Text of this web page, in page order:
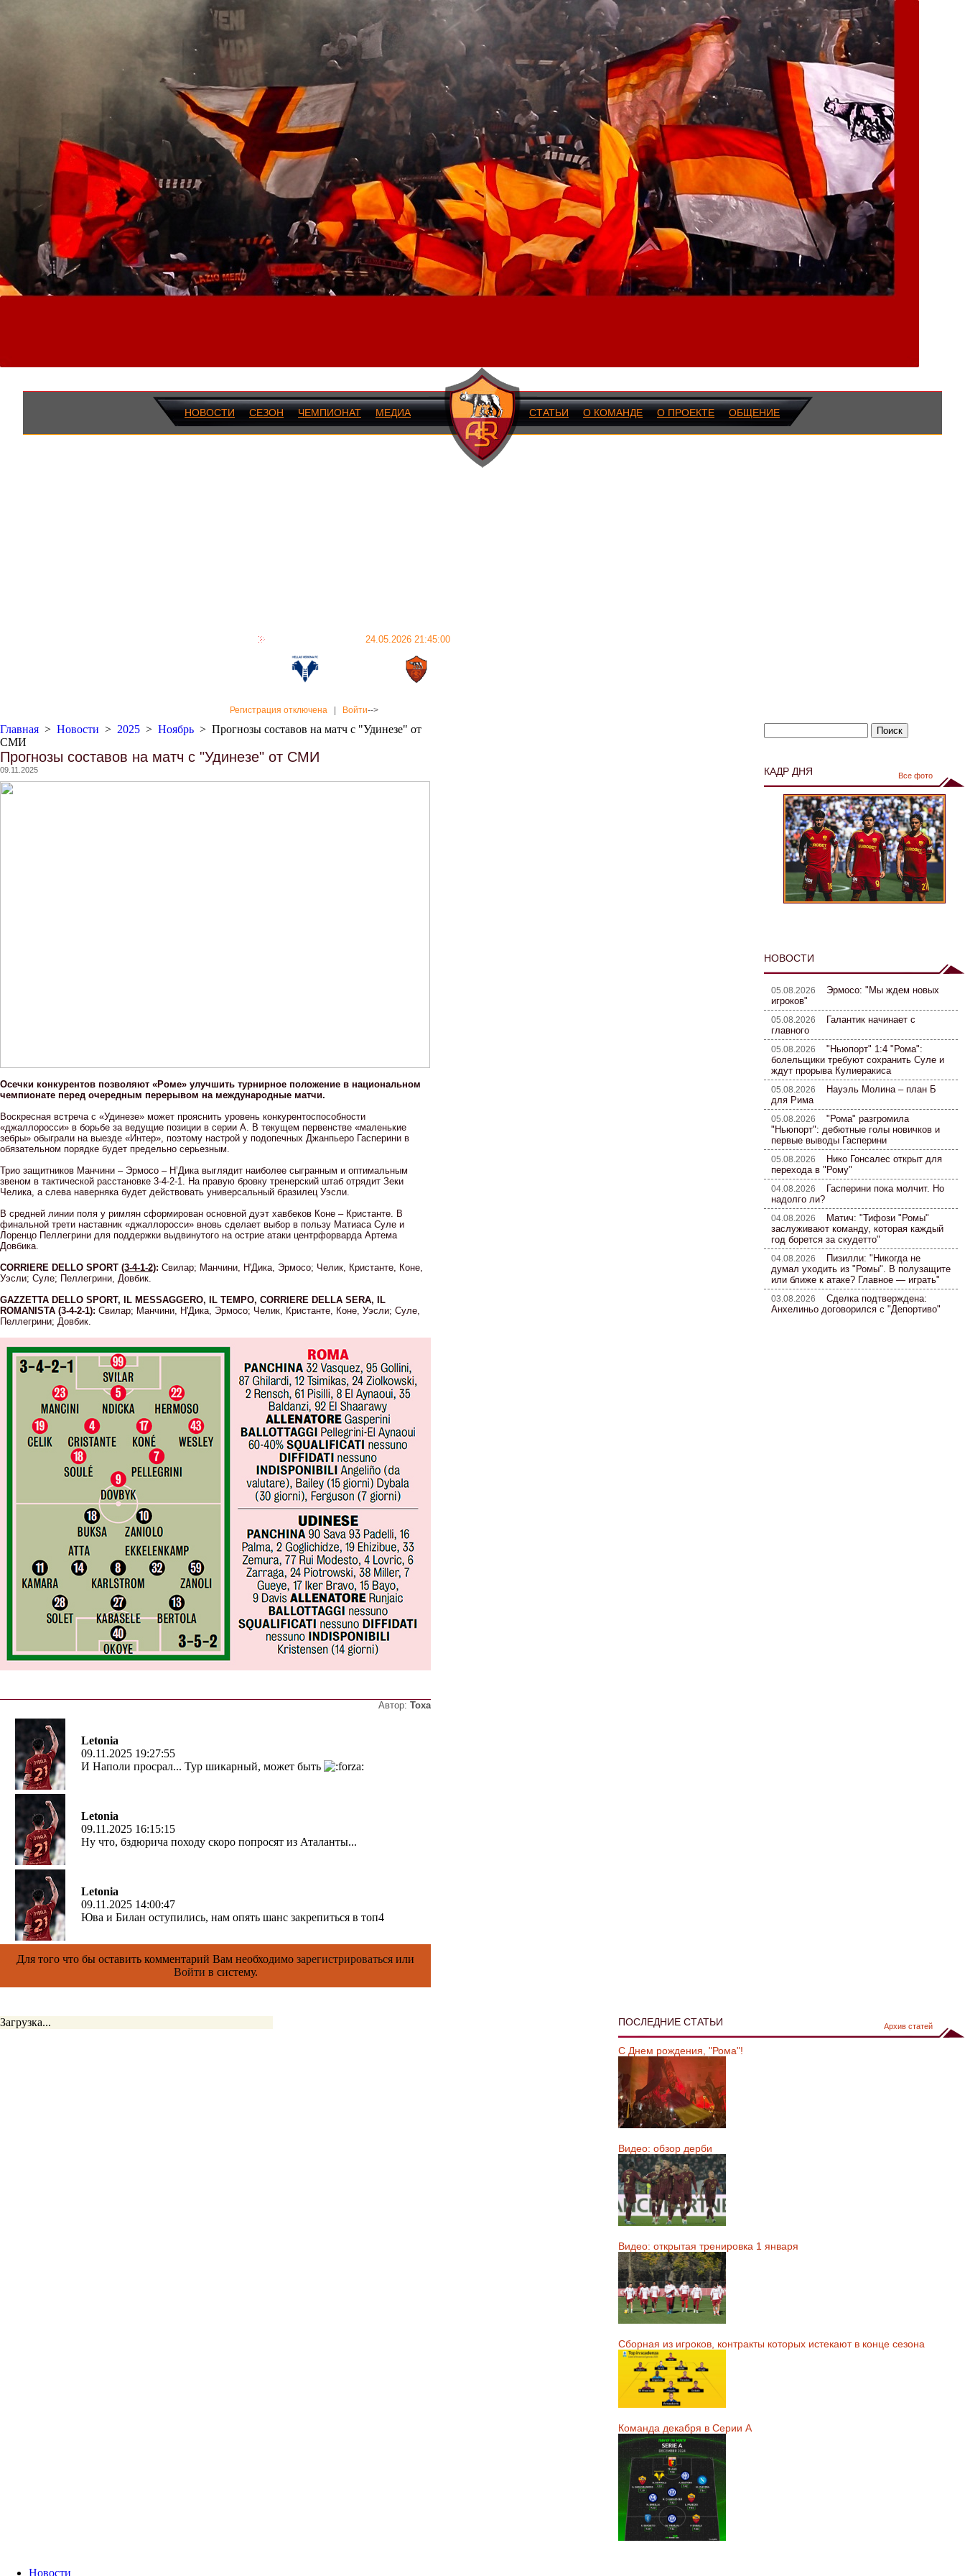
НОВОСТИ СЕЗОН ЧЕМПИОНАТ МЕДИА СТАТЬИ О КОМАНДЕ О ПРОЕКТЕ ОБЩЕНИЕ
24.05.2026 21:45:00
Регистрация отключена Войти-->
Главная > Новости > 2025 > Ноябрь > Прогнозы составов на матч с "Удинезе" от
СМИ
Прогнозы составов на матч с "Удинезе" от СМИ
09.11.2025
Осечки конкурентов позволяют «Роме» улучшить турнирное положение в национальном
чемпионате перед очередным перерывом на международные матчи.
Воскресная встреча с «Удинезе» может прояснить уровень конкурентоспособности
«джаллоросси» в борьбе за ведущие позиции в серии А. В текущем первенстве «маленькие
зебры» обыграли на выезде «Интер», поэтому настрой у подопечных Джанпьеро Гасперини в
обязательном порядке будет предельно серьезным.
Трио защитников Манчини – Эрмосо – Н’Дика выглядит наиболее сыгранным и оптимальным
звеном в тактической расстановке 3-4-2-1. На правую бровку тренерский штаб отрядит Зеки
Челика, а слева наверняка будет действовать универсальный бразилец Уэсли.
В средней линии поля у римлян сформирован основной дуэт хавбеков Коне – Кристанте. В
финальной трети наставник «джаллоросси» вновь сделает выбор в пользу Матиаса Суле и
Лоренцо Пеллегрини для поддержки выдвинутого на острие атаки центрфорварда Артема
Довбика.
CORRIERE DELLO SPORT (3-4-1-2): Свилар; Манчини, Н'Дика, Эрмосо; Челик, Кристанте, Коне,
Уэсли; Суле; Пеллегрини, Довбик.
GAZZETTA DELLO SPORT, IL MESSAGGERO, IL TEMPO, CORRIERE DELLA SERA, IL
ROMANISTA (3-4-2-1): Свилар; Манчини, Н'Дика, Эрмосо; Челик, Кристанте, Коне, Уэсли; Суле,
Пеллегрини; Довбик.
Автор: Тоха
Letonia
09.11.2025 19:27:55
И Наполи просрал... Тур шикарный, может быть
Letonia
09.11.2025 16:15:15
Ну что, бздюрича походу скоро попросят из Аталанты...
Letonia
09.11.2025 14:00:47
Юва и Билан оступились, нам опять шанс закрепиться в топ4
Для того что бы оставить комментарий Вам необходимо зарегистрироваться или
Войти в систему.
КАДР ДНЯ Все фото
НОВОСТИ
05.08.2026 Эрмосо: "Мы ждем новых
игроков"
05.08.2026
Галантик начинает с
главного
05.08.2026 "Ньюпорт" 1:4 "Рома":
болельщики требуют сохранить Суле и
ждут прорыва Кулиеракиса
05.08.2026
Науэль Молина – план Б
для Рима
05.08.2026 "Рома" разгромила
"Ньюпорт": дебютные голы новичков и
первые выводы Гасперини
05.08.2026
Нико Гонсалес открыт для
перехода в "Рому"
04.08.2026
Гасперини пока молчит. Но
надолго ли?
04.08.2026
Матич: "Тифози "Ромы"
заслуживают команду, которая каждый
год борется за скудетто"
04.08.2026
Пизилли: "Никогда не
думал уходить из "Ромы". В полузащите
или ближе к атаке? Главное — играть"
03.08.2026 Сделка подтверждена:
Анхелиньо договорился с "Депортиво"
Загрузка... ПОСЛЕДНИЕ СТАТЬИ Архив статей
С Днем рождения, "Рома"!
Видео: обзор дерби
Видео: открытая тренировка 1 января
Сборная из игроков, контракты которых истекают в конце сезона
Команда декабря в Серии А
Новости